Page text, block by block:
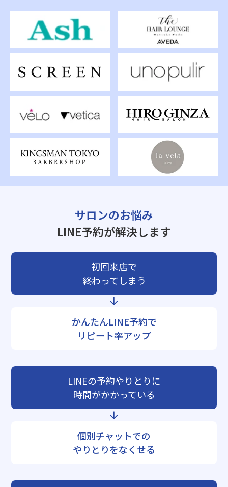
サロンのお悩み
LINE予約が解決します
初回来店で
終わってしまう
かんたんLINE予約で
リピート率アップ
LINEの予約やりとりに
時間がかかっている
個別チャットでの
やりとりをなくせる